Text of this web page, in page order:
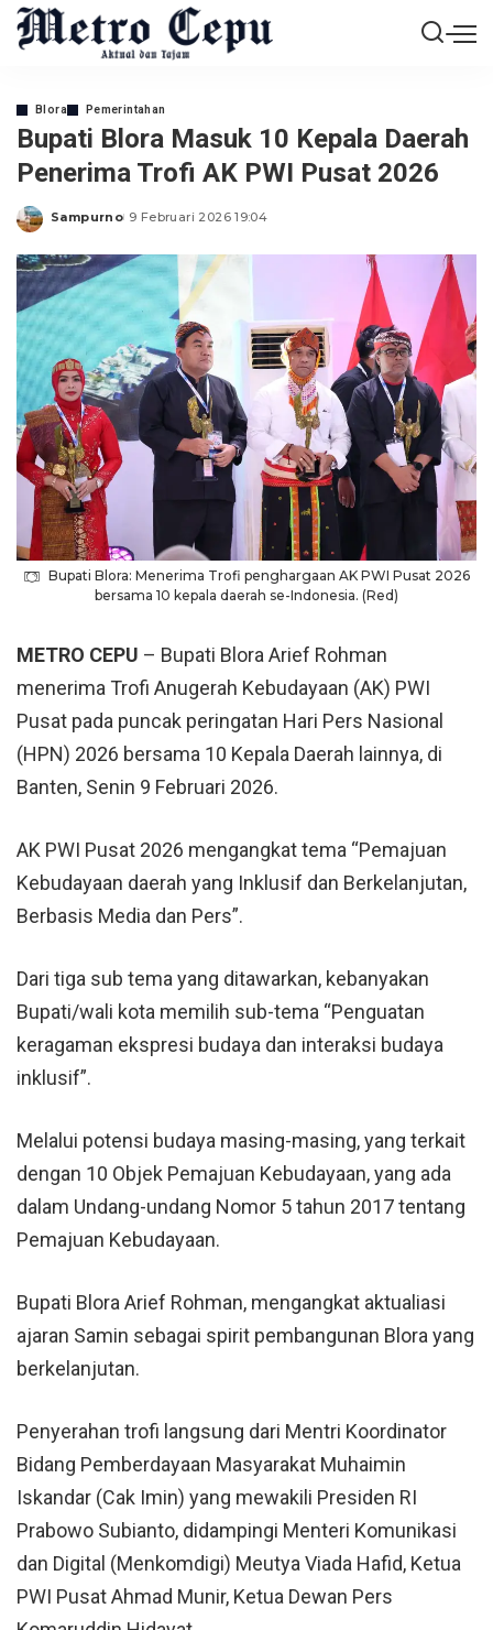
Blora Pemerintahan
Bupati Blora Masuk 10 Kepala Daerah
Penerima Trofi AK PWI Pusat 2026
Posted
Sampurno 9 Februari 2026 19:04
Bupati Blora: Menerima Trofi penghargaan AK PWI Pusat 2026
bersama 10 kepala daerah se-Indonesia. (Red)
METRO CEPU – Bupati Blora Arief Rohman
menerima Trofi Anugerah Kebudayaan (AK) PWI
Pusat pada puncak peringatan Hari Pers Nasional
(HPN) 2026 bersama 10 Kepala Daerah lainnya, di
Banten, Senin 9 Februari 2026.
AK PWI Pusat 2026 mengangkat tema “Pemajuan
Kebudayaan daerah yang Inklusif dan Berkelanjutan,
Berbasis Media dan Pers”.
Dari tiga sub tema yang ditawarkan, kebanyakan
Bupati/wali kota memilih sub-tema “Penguatan
keragaman ekspresi budaya dan interaksi budaya
inklusif”.
Melalui potensi budaya masing-masing, yang terkait
dengan 10 Objek Pemajuan Kebudayaan, yang ada
dalam Undang-undang Nomor 5 tahun 2017 tentang
Pemajuan Kebudayaan.
Bupati Blora Arief Rohman, mengangkat aktualiasi
ajaran Samin sebagai spirit pembangunan Blora yang
berkelanjutan.
Penyerahan trofi langsung dari Mentri Koordinator
Bidang Pemberdayaan Masyarakat Muhaimin
Iskandar (Cak Imin) yang mewakili Presiden RI
Prabowo Subianto, didampingi Menteri Komunikasi
dan Digital (Menkomdigi) Meutya Viada Hafid, Ketua
PWI Pusat Ahmad Munir, Ketua Dewan Pers